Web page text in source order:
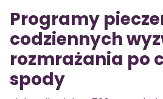
Programy
codziennych
rozmrażania po
spody